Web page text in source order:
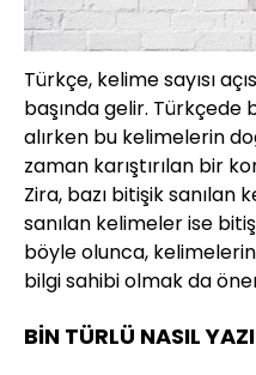
Türkçe, kelime sayısı
başında gelir.
alırken bu kelimelerin
zaman karıştırılan bir
Zira, bazı bitişik sanılan
sanılan kelimeler ise
böyle olunca, kelimelerin
bilgi sahibi olmak da
BİN TÜRLÜ NASIL